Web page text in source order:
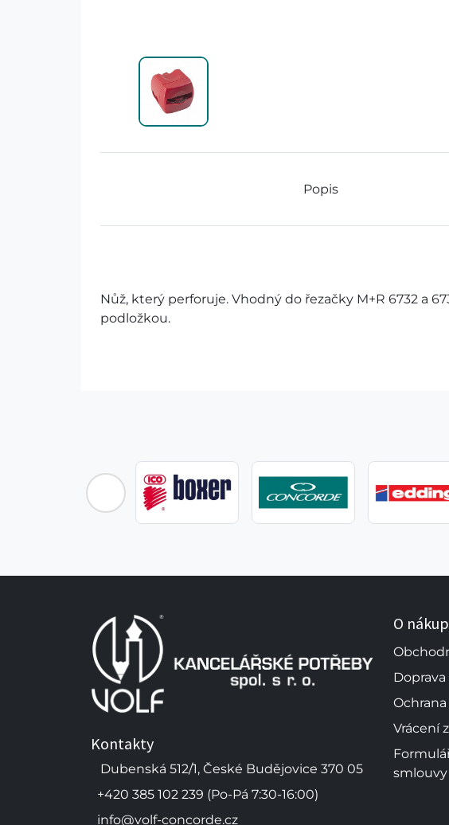
Popis
Nůž, který perforuje. Vhodný do řezačky M+R 6732 a
podložkou.
Kontakty
Dubenská 512/1, České Budějovice 370 05
+420 385 102 239 (Po-Pá 7:30-16:00)
info@volf-concorde.cz
O
Vrácení
smlouvy